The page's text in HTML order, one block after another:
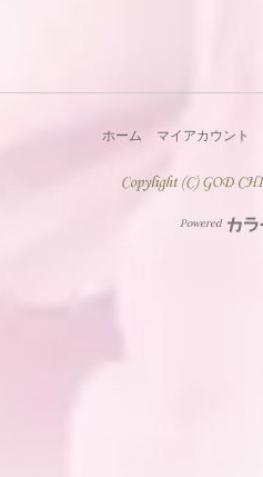
ホーム マイアカウント
Powered